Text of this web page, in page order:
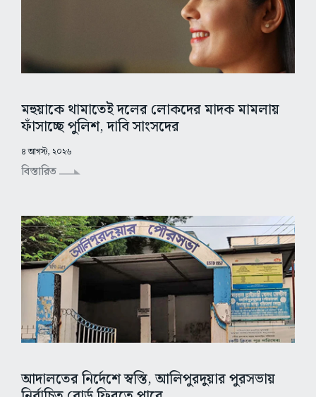
মহুয়াকে থামাতেই দলের লোকদের মাদক মামলায়
ফাঁসাচ্ছে পুলিশ, দাবি সাংসদের
৪ আগস্ট, ২০২৬
বিস্তারিত
আদালতের নির্দেশে স্বস্তি, আলিপুরদুয়ার পুরসভায়